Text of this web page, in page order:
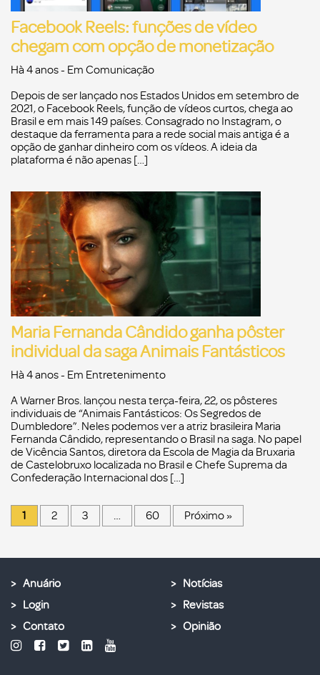
Facebook Reels: funções de vídeo
chegam com opção de monetização
Hà 4 anos- Em Comunicação
Depois de ser lançado nos Estados Unidos em setembro de
2021, o Facebook Reels, função de vídeos curtos, chega ao
Brasil e em mais 149 países. Consagrado no Instagram, o
destaque da ferramenta para a rede social mais antiga é a
opção de ganhar dinheiro com os vídeos. A ideia da
plataforma é não apenas […]
Maria Fernanda Cândido ganha pôster
individual da saga Animais Fantásticos
Hà 4 anos- Em Entretenimento
A Warner Bros. lançou nesta terça-feira, 22, os pôsteres
individuais de “Animais Fantásticos: Os Segredos de
Dumbledore”. Neles podemos ver a atriz brasileira Maria
Fernanda Cândido, representando o Brasil na saga. No papel
de Vicência Santos, diretora da Escola de Magia da Bruxaria
de Castelobruxo localizada no Brasil e Chefe Suprema da
Confederação Internacional dos […]
1 2 3 … 60 Próximo »
Anuário
Login
Contato
Notícias
Revistas
Opinião